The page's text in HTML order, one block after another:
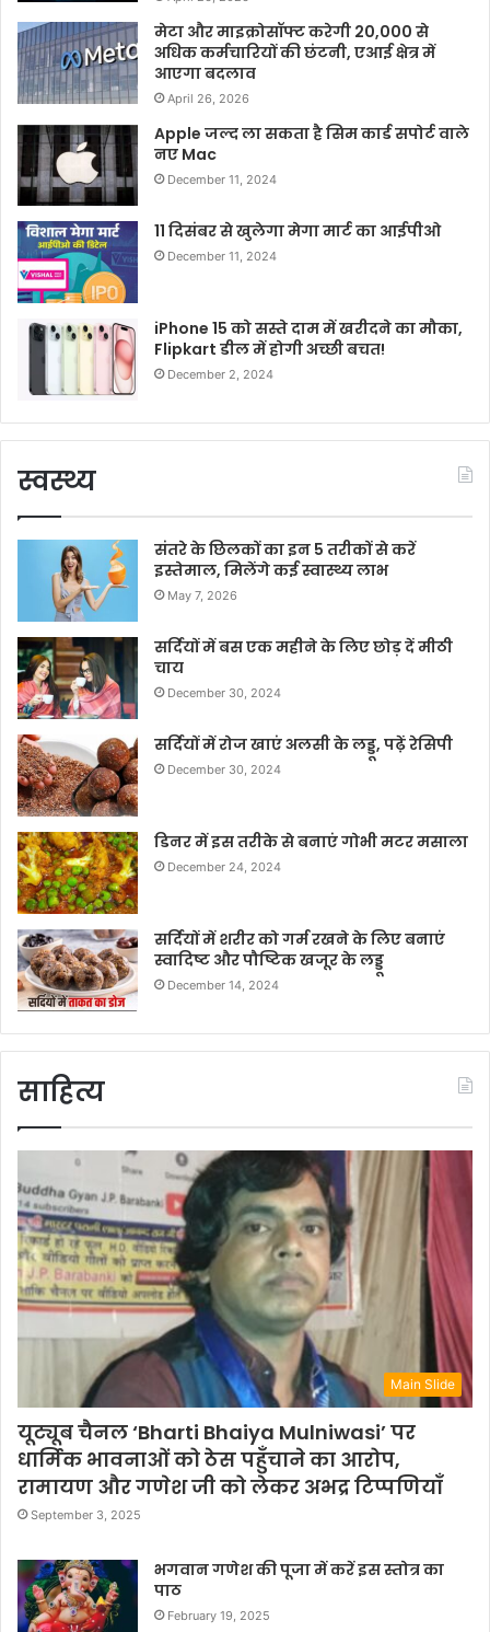
मेटा और माइक्रोसॉफ्ट करेगी 20,000 से
अधिक कर्मचारियों की छंटनी, एआई क्षेत्र में
आएगा बदलाव
April 26, 2026
Apple जल्द ला सकता है सिम कार्ड सपोर्ट वाले
नए Mac
December 11, 2024
11 दिसंबर से खुलेगा मेगा मार्ट का आईपीओ
December 11, 2024
iPhone 15 को सस्ते दाम में खरीदने का मौका,
Flipkart डील में होगी अच्छी बचत!
December 2, 2024
स्वस्थ्य
संतरे के छिलकों का इन 5 तरीकों से करें
इस्तेमाल, मिलेंगे कई स्वास्थ्य लाभ
May 7, 2026
सर्दियों में बस एक महीने के लिए छोड़ दें मीठी
चाय
December 30, 2024
सर्दियों में रोज खाएं अलसी के लड्डू, पढ़ें रेसिपी
December 30, 2024
डिनर में इस तरीके से बनाएं गोभी मटर मसाला
December 24, 2024
सर्दियों में शरीर को गर्म रखने के लिए बनाएं
स्वादिष्ट और पौष्टिक खजूर के लड्डू
December 14, 2024
साहित्य
Main Slide
यूट्यूब चैनल ‘Bharti Bhaiya Mulniwasi’ पर
धार्मिक भावनाओं को ठेस पहुँचाने का आरोप,
रामायण और गणेश जी को लेकर अभद्र टिप्पणियाँ
September 3, 2025
भगवान गणेश की पूजा में करें इस स्तोत्र का
पाठ
February 19, 2025